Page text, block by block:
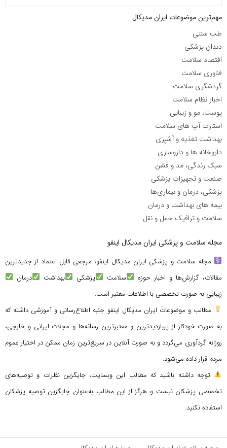
مهم‌ترین موضوعات ایران مدیکال
طب سنتی
دندان پزشکی
اقتصاد سلامت
فناوری سلامت
گردشگری سلامت
اخبار نظام سلامت
پوست، مو و زیبایی
استارت آپ های سلامت
بهداشت تغذیه و آشپزی
داروخانه ها و داروسازی
سبک زندگی، مد و فشن
صنعت و تجهیزات پزشکی
پزشکی، درمان و بیماری‌ها
بیمه های بهداشت و درمان
سلامت و ترافیک حمل و نقل
مجله سلامت و پزشکی ایران مدیکال اینفو
مجله سلامت و پزشکی ایران مدیکال اینفو، مرجعی قابل اعتماد از جدیدترین
مقالات، گزارش‌ها و اخبار حوزه
سلامت پزشکی بهداشت
درمان
زیبایی به صورت تخصصی با اطلاعات معتبر است.
مطالب و موضوعات ایران مدیکال اینفو جنبه اطلاع‌رسانی و آموزشی داشته که
به صورت خودکار از پربازدیدترین و معتبرترین رسانه‌ها و مجلات ایرانی و خارجی،
روزانه گردآوری می‌گردد و به صورت آنلاین در سریع‌ترین زمان ممکن در اختیار عموم
مردم قرار داده می‌شود.
توجه داشته باشید که مطالب این وبسایت، جایگزین نظرات و توصیه‌های
تخصصی پزشکان نیست و هرگز از این مطالب به‌عنوان جایگزین توصیه پزشکان
استفاده نکنید.